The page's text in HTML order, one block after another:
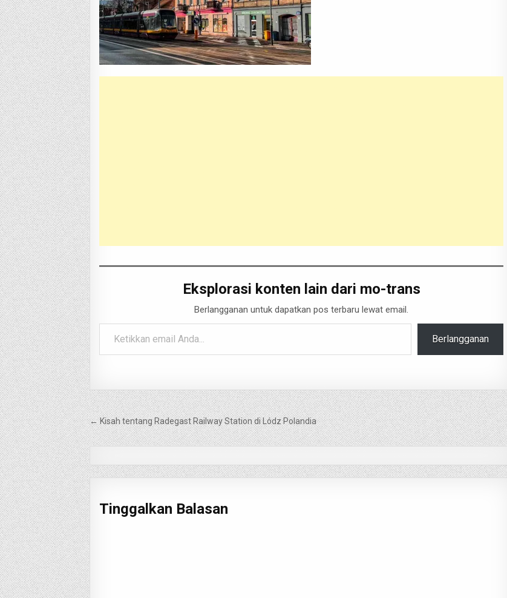
Eksplorasi konten lain dari mo-trans
Berlangganan untuk dapatkan pos terbaru lewat email.
Ketikkan email Anda...
Berlangganan
Navigasi
pos
← Kisah tentang Radegast Railway Station di Lódz Polandia
Tinggalkan Balasan